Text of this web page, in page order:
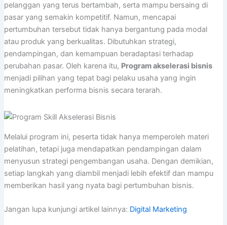
pelanggan yang terus bertambah, serta mampu bersaing di
pasar yang semakin kompetitif. Namun, mencapai
pertumbuhan tersebut tidak hanya bergantung pada modal
atau produk yang berkualitas. Dibutuhkan strategi,
pendampingan, dan kemampuan beradaptasi terhadap
perubahan pasar. Oleh karena itu, Program akselerasi bisnis
menjadi pilihan yang tepat bagi pelaku usaha yang ingin
meningkatkan performa bisnis secara terarah.
Melalui program ini, peserta tidak hanya memperoleh materi
pelatihan, tetapi juga mendapatkan pendampingan dalam
menyusun strategi pengembangan usaha. Dengan demikian,
setiap langkah yang diambil menjadi lebih efektif dan mampu
memberikan hasil yang nyata bagi pertumbuhan bisnis.
Jangan lupa kunjungi artikel lainnya: Digital Marketing